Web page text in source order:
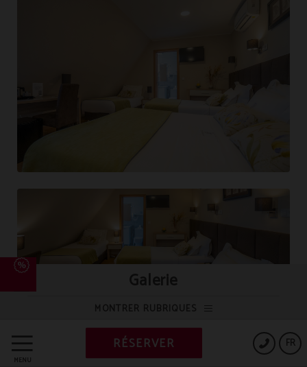
MENU
FR
RÉSERVER
Galerie
MONTRER RUBRIQUES